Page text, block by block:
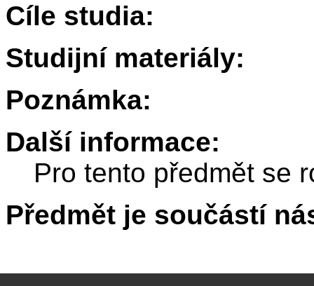
Cíle studia:
Studijní materiály:
Poznámka:
Další informace:
Pro tento předmět se
Předmět je součástí